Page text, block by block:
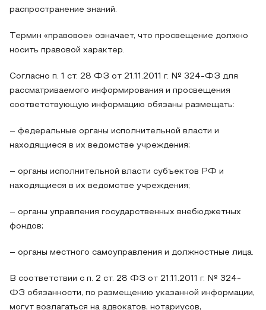
распространение знаний.
Термин «правовое» означает, что просвещение должно
носить правовой характер.
Согласно п. 1 ст. 28 ФЗ от 21.11.2011 г. № 324-ФЗ для
рассматриваемого информирования и просвещения
соответствующую информацию обязаны размещать:
– федеральные органы исполнительной власти и
находящиеся в их ведомстве учреждения;
– органы исполнительной власти субъектов РФ и
находящиеся в их ведомстве учреждения;
– органы управления государственных внебюджетных
фондов;
– органы местного самоуправления и должностные лица.
В соответствии с п. 2 ст. 28 ФЗ от 21.11.2011 г. № 324-
ФЗ обязанности, по размещению указанной информации,
могут возлагаться на адвокатов, нотариусов,